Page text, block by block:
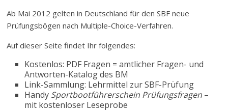
Ab Mai 2012 gelten in Deutschland für den SBF neue
Prüfungsbögen nach Multiple-Choice-Verfahren.
Auf dieser Seite findet Ihr folgendes:
Kostenlos: PDF Fragen = amtlicher Fragen- und
Antworten-Katalog des BM
Link-Sammlung: Lehrmittel zur SBF-Prüfung
Handy Sportbootführerschein Prüfungsfragen –
mit kostenloser Leseprobe